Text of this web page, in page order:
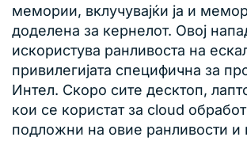
мемории, вклучувајќи ја и
доделена за кернелот. Овој
искористува ранливоста на
привилегијата специфична за
Интел. Скоро сите десктоп,
кои се користат за cloud
подложни на овие ранливости и